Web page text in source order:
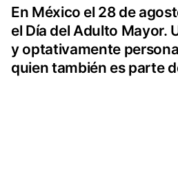
En México el 28 de
el Día del Adulto Mayor.
y optativamente
quien también es parte